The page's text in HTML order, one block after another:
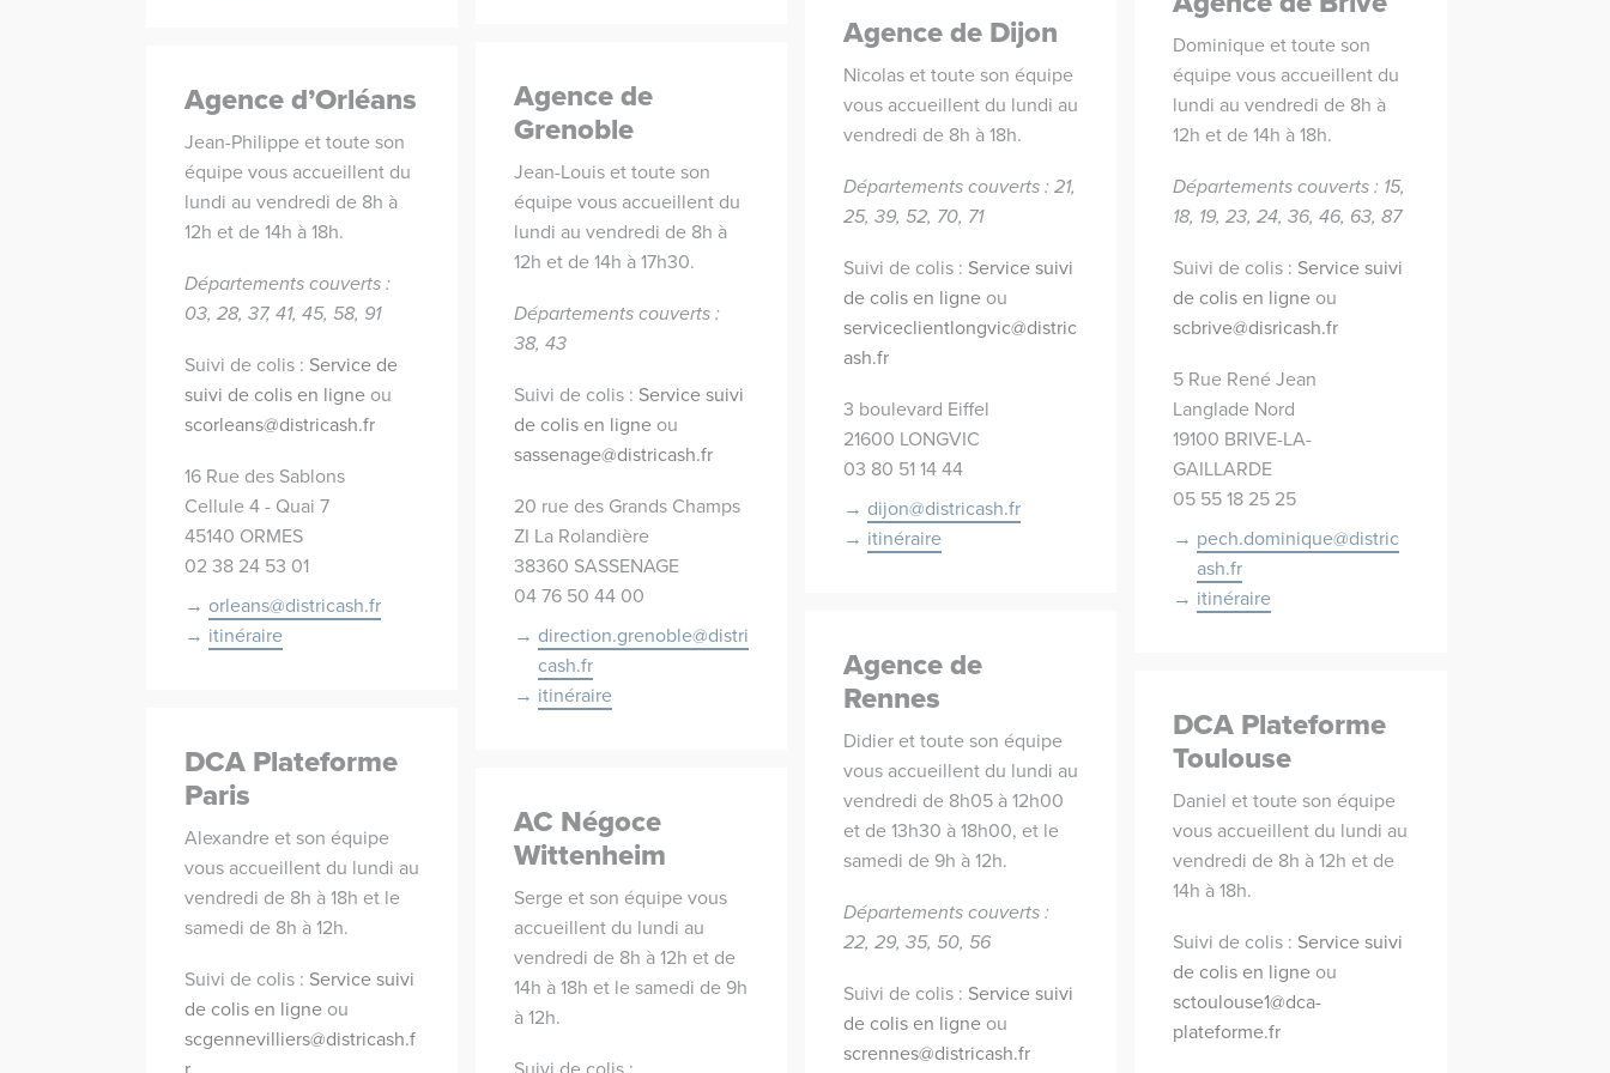
Dominique et toute son
équipe vous accueillent du
lundi au vendredi de 8h à
12h et de 14h à 18h.
Départements couverts : 15,
18, 19, 23, 24, 36, 46, 63, 87
Suivi de colis : Service suivi
de colis en ligne ou
scbrive@disricash.fr
5 Rue René Jean
Langlade Nord
19100 BRIVE-LA-
GAILLARDE
05 55 18 25 25
pech.dominique@distric
ash.fr
itinéraire
Agence de Dijon
Nicolas et toute son équipe
vous accueillent du lundi au
vendredi de 8h à 18h.
Départements couverts : 21,
25, 39, 52, 70, 71
Suivi de colis : Service suivi
de colis en ligne ou
serviceclientlongvic@distric
ash.fr
3 boulevard Eiffel
21600 LONGVIC
03 80 51 14 44
dijon@districash.fr
itinéraire
Agence de
Grenoble
Jean-Louis et toute son
équipe vous accueillent du
lundi au vendredi de 8h à
12h et de 14h à 17h30.
Départements couverts :
38, 43
Suivi de colis : Service suivi
de colis en ligneou
sassenage@districash.fr
20 rue des Grands Champs
ZI La Rolandière
38360 SASSENAGE
04 76 50 44 00
direction.grenoble@distri
cash.fr
itinéraire
Agence d’Orléans
Jean-Philippe et toute son
équipe vous accueillent du
lundi au vendredi de 8h à
12h et de 14h à 18h.
Départements couverts :
03, 28, 37, 41, 45, 58, 91
Suivi de colis : Service de
suivi de colis en ligneou
scorleans@districash.fr
16 Rue des Sablons
Cellule 4 - Quai 7
45140 ORMES
02 38 24 53 01
orleans@districash.fr
itinéraire
Agence de
Rennes
Didier et toute son équipe
vous accueillent du lundi au
vendredi de 8h05 à 12h00
et de 13h30 à 18h00, et le
samedi de 9h à 12h.
Départements couverts :
22, 29, 35, 50, 56
Suivi de colis : Service suivi
de colis en ligne ou
scrennes@districash.fr
DCA Plateforme
Toulouse
Daniel et toute son équipe
vous accueillent du lundi au
vendredi de 8h à 12h et de
14h à 18h.
Suivi de colis : Service suivi
de colis en ligne ou
sctoulouse1@dca-
plateforme.fr
DCA Plateforme
Paris
Alexandre et son équipe
vous accueillent du lundi au
vendredi de 8h à 18h et le
samedi de 8h à 12h.
Suivi de colis : Service suivi
de colis en ligneou
scgennevilliers@districash.f
AC Négoce
Wittenheim
Serge et son équipe vous
accueillent du lundi au
vendredi de 8h à 12h et de
14h à 18h et le samedi de 9h
à 12h.